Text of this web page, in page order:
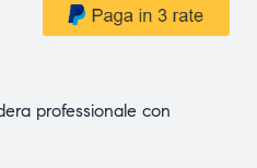
professionale con